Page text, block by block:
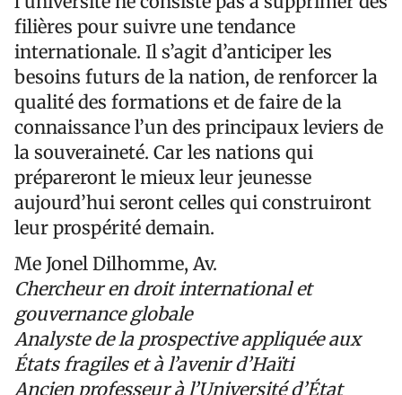
filières pour suivre une tendance
internationale. Il s’agit d’anticiper les
besoins futurs de la nation, de renforcer la
qualité des formations et de faire de la
connaissance l’un des principaux leviers de
la souveraineté. Car les nations qui
prépareront le mieux leur jeunesse
aujourd’hui seront celles qui construiront
leur prospérité demain.
Me Jonel Dilhomme, Av.
Chercheur en droit international et
gouvernance globale
Analyste de la prospective appliquée aux
États fragiles et à l’avenir d’Haïti
Ancien professeur à l’Université d’État